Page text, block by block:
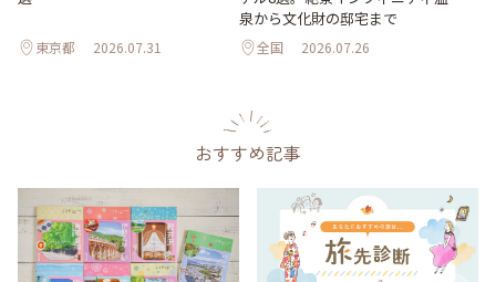
東京都 2026.07.31
泉から文化財の邸宅まで
全国 2026.07.26
おすすめ記事